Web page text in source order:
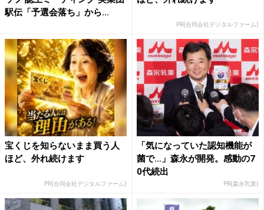
駅伝「予選会落ち」から...
PR(合同会社デジタルファーム)
宝くじを知らないまま買う人
ほど、外れ続けます
PR(合同会社デジタルファーム)
「気になっていた認知機能が
菌で…」森永が開発。感動の7
0代続出
PR(森永乳業)